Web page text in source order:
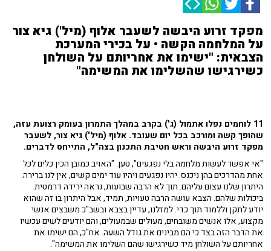
מפקד זרוע היבשה לשעבר אלוף (מיל') גיא צור
על המלחמה הקשה • על בכירי המערכת
הצבאית: "ישימו את אחריותם על השולחן
כשירגישו שהשלימו את המשימה"
11 לוחמים נפלו אתמול (ג') בקרב במהלך התמרון בעומק רצועת עזה,
שהופך קשה ומורכב בכל יום שעובד. אלוף (מיל') גיא צור, לשעבר
מפקד זרוע היבשה וראש חטיבת התכנון בצה"ל, התייחס לדברים.
"אי אפשר לעשות מלחמה בלי נפגעים", טען. "האויב כמובן הכין כלים לכל
אחת מהדרכים בהן ניכנס. יהיו נפגעים ויהיו עוד ימים קשים, אין לנו ברירה.
היתרון שלנו עצום עליהם. תוך לא הרבה שבועות, נראה ירידה דרמטית
ביכולות שלהם. הצבא עושה הרבה טעויות, תמיד, אבל היתרון בו זה שהוא
יודע לתקן וללמוד תוך כדי. למזלנו, עדיין בצבא ובשב"כ משבצים אנשי
מקצוע, אלו אנשים משובחים, מעולים שבמעולים, והם יודעים לשים עכשיו
את הדבר הזה בצד כי הם מבינים את גודל השעה. אח"כ, הם ישימו את
אחריותם על השולחן מיד כשירגישו שהם השלימו את המשימה".